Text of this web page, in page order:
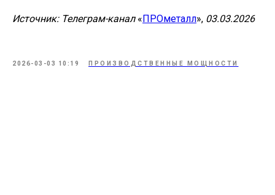
Источник: Телеграм-канал «ПРОметалл», 03.03.2026
2026-03-03 10:19 ПРОИЗВОДСТВЕННЫЕ МОЩНОСТИ